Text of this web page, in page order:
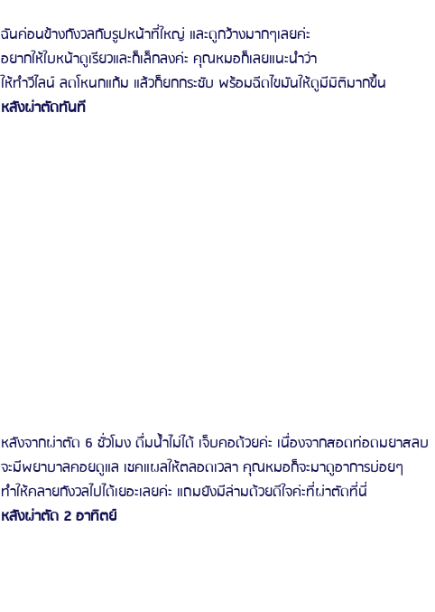
ฉันค่อนข้างกังวลกับรูปหน้าที่ใหญ่ และดูกว้างมากๆเลยค่ะ
อยากให้ใบหน้าดูเรียวและก็เล็กลงค่ะ คุณหมอก็เลยแนะนำว่า
ให้ทำวีไลน์ ลดโหนกแก้ม แล้วก็ยกกระชับ พร้อมฉีดไขมันให้ดูมีมิติมากขึ้น
หลังผ่าตัดทันที
หลังจากผ่าตัด 6 ชั่วโมง ดื่มน้ำไม่ได้ เจ็บคอด้วยค่ะ เนื่องจากสอดท่อดมยาสลบ
จะมีพยาบาลคอยดูแล เชคแผลให้ตลอดเวลา คุณหมอก็จะมาดูอาการบ่อยๆ
ทำให้คลายกังวลไปได้เยอะเลยค่ะ แถมยังมีล่ามด้วยดีใจค่ะที่ผ่าตัดที่นี่
หลังผ่าตัด 2 อาทิตย์